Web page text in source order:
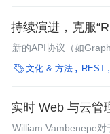
持续演进，克服
新的API协议（如
REST启发的HTTP
文化 & 方法 REST
实时 Web 与云管
William Vambenepe对